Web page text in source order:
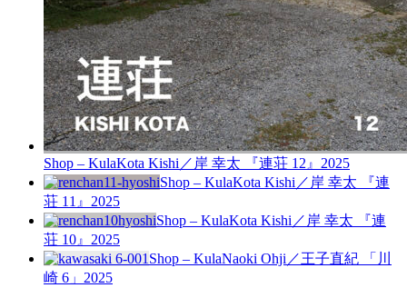
Shop – KulaKota Kishi／岸 幸太 『連荘 12』 2025
Shop – KulaKota Kishi／岸 幸太 『連
荘 11』 2025
Shop – KulaKota Kishi／岸 幸太 『連
荘 10』 2025
Shop – KulaNaoki Ohji／王子直紀 「川
崎 6」 2025